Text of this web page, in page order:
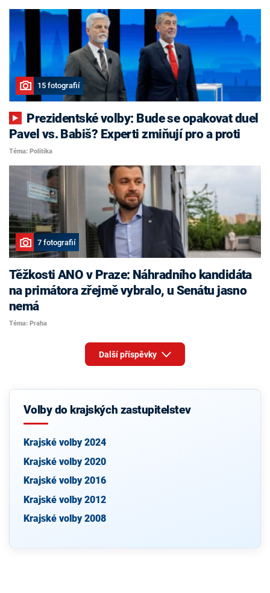
15 fotografií
Pavel vs. Babiš? Experti zmiňují pro a proti
Téma: Politika
7 fotografií
Těžkosti ANO v Praze: Náhradního kandidáta
na primátora zřejmě vybralo, u Senátu jasno
nemá
Téma: Praha
Další příspěvky
Volby do krajských zastupitelstev
Krajské volby 2024
Krajské volby 2020
Krajské volby 2016
Krajské volby 2012
Krajské volby 2008